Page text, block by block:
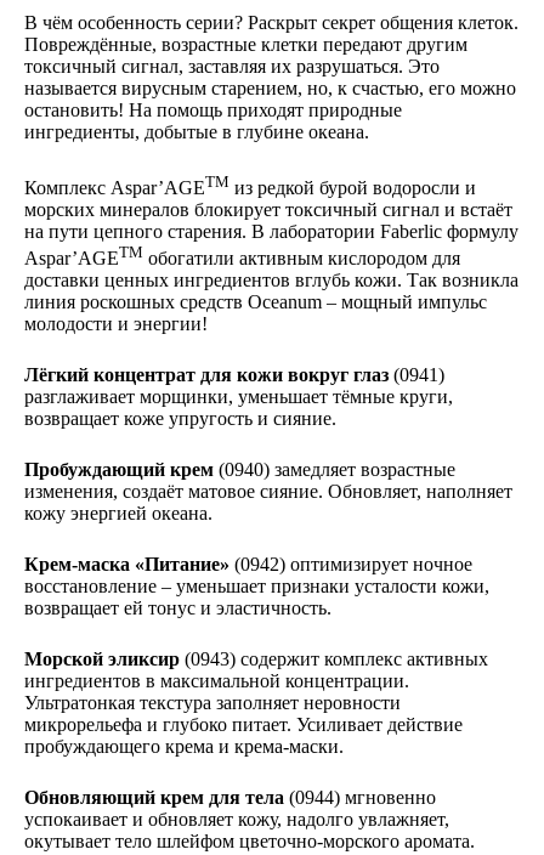
В чём особенность серии? Раскрыт секрет общения клеток.
Повреждённые, возрастные клетки передают другим
токсичный сигнал, заставляя их разрушаться. Это
называется вирусным старением, но, к счастью, его можно
остановить! На помощь приходят природные
ингредиенты, добытые в глубине океана.
Комплекс Aspar’AGETM из редкой бурой водоросли и
морских минералов блокирует токсичный сигнал и встаёт
на пути цепного старения. В лаборатории Faberlic формулу
Aspar’AGETM обогатили активным кислородом для
доставки ценных ингредиентов вглубь кожи. Так возникла
линия роскошных средств Oceanum – мощный импульс
молодости и энергии!
Лёгкий концентрат для кожи вокруг глаз (0941)
разглаживает морщинки, уменьшает тёмные круги,
возвращает коже упругость и сияние.
Пробуждающий крем (0940) замедляет возрастные
изменения, создаёт матовое сияние. Обновляет, наполняет
кожу энергией океана.
Крем-маска «Питание» (0942) оптимизирует ночное
восстановление – уменьшает признаки усталости кожи,
возвращает ей тонус и эластичность.
Морской эликсир (0943) содержит комплекс активных
ингредиентов в максимальной концентрации.
Ультратонкая текстура заполняет неровности
микрорельефа и глубоко питает. Усиливает действие
пробуждающего крема и крема-маски.
Обновляющий крем для тела (0944) мгновенно
успокаивает и обновляет кожу, надолго увлажняет,
окутывает тело шлейфом цветочно-морского аромата.